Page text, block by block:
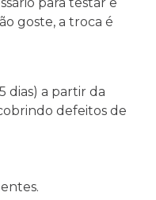
goste, a troca é
dias) a partir da
defeitos de